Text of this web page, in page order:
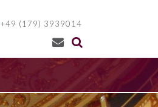
+49 (179) 3939014